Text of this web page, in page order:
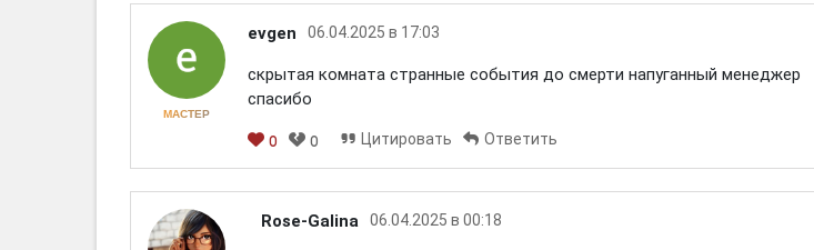
МАСТЕР
evgen 06.04.2025 в 17:03
скрытая комната странные события до смерти напуганный менеджер
спасибо
0 0 Цитировать Ответить
Rose-Galina 06.04.2025 в 00:18